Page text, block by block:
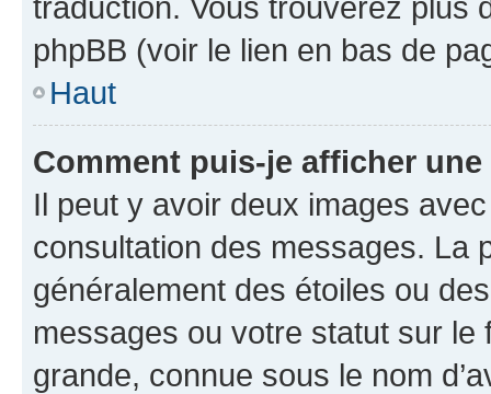
phpBB (voir le lien en bas de
Haut
Comment puis-je afficher
Il peut y avoir deux images
consultation des messages. La
généralement des étoiles ou
messages ou votre statut sur
grande, connue sous le nom